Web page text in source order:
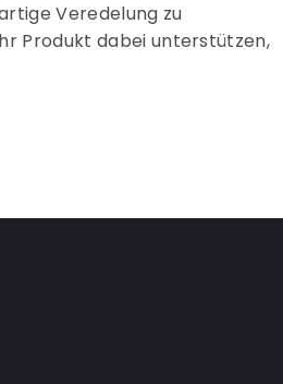
Veredelung zu
Produkt dabei unterstützen,